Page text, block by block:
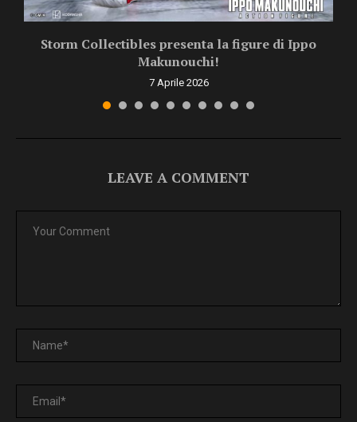
Storm Collectibles presenta la figure di Ippo
Makunouchi!
7 Aprile 2026
LEAVE A COMMENT